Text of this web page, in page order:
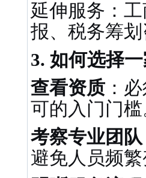
延伸服务：
报、税务筹
3. 如何选择
查看资质：
可的入门门
考察专业团队
避免人员频